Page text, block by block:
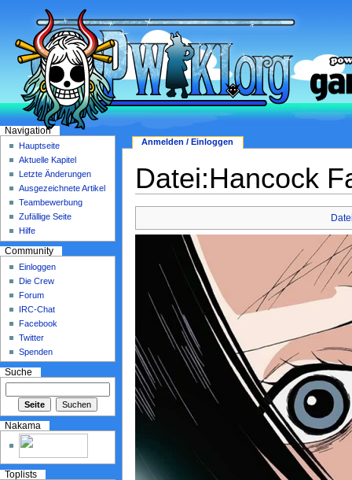
Datei:Hancock
Anmelden / Einloggen
Navigation
Hauptseite
Aktuelle Kapitel
Letzte Änderungen
Ausgezeichnete Artikel
Teambewerbung
Zufällige Seite
Hilfe
Community
Einloggen
Die Crew
Forum
IRC-Chat
Facebook
Twitter
Spenden
Suche
Nakama
Toplists